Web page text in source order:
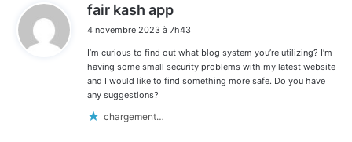
fair kash app
t
:
4 novembre 2023 à 7h43
I’m curious to find out what blog system you’re utilizing? I’m
having some small security problems with my latest website
and I would like to find something more safe. Do you have
any suggestions?
chargement…